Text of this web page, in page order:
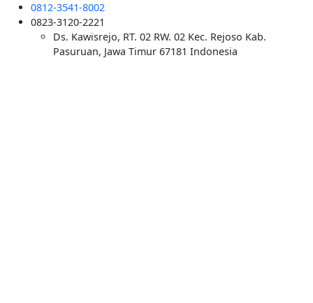
0812-3541-8002
0823-3120-2221
Ds. Kawisrejo, RT. 02 RW. 02 Kec. Rejoso Kab.
Pasuruan, Jawa Timur 67181 Indonesia